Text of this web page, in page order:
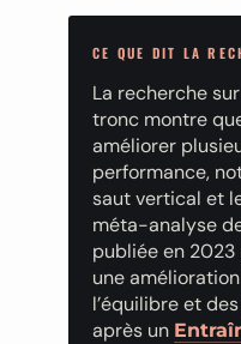
CE QUE DIT LA
La recherche
tronc montre
améliorer
performance,
saut vertical et
méta-analyse
publiée en
une
l’équilibre et
après un